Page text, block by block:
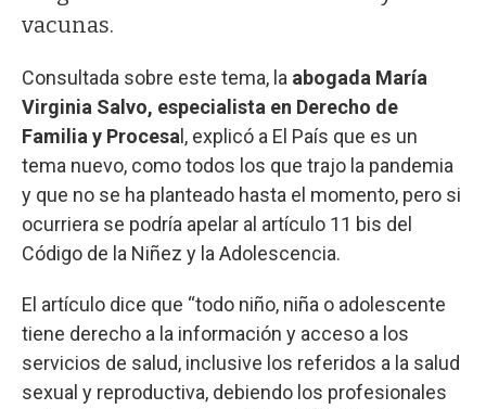
vacunas.
Consultada sobre este tema, la abogada María
Virginia Salvo, especialista en Derecho de
Familia y Procesa l, explicó a El País que es un
tema nuevo, como todos los que trajo la pandemia
y que no se ha planteado hasta el momento, pero si
ocurriera se podría apelar al artículo 11 bis del
Código de la Niñez y la Adolescencia.
El artículo dice que “todo niño, niña o adolescente
tiene derecho a la información y acceso a los
servicios de salud, inclusive los referidos a la salud
sexual y reproductiva, debiendo los profesionales